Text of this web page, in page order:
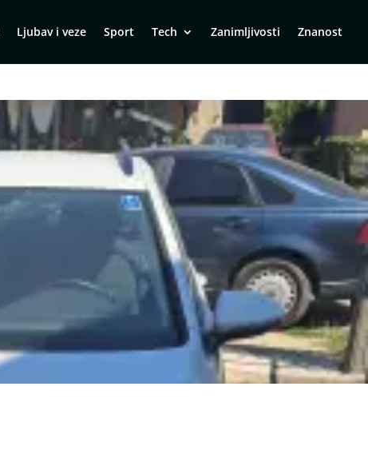
Ljubav i veze Sport Tech Zanimljivosti Znanost